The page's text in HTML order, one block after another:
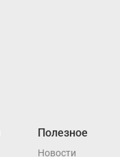
Полезное
Новости